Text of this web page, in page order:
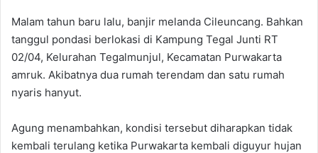
Malam tahun baru lalu, banjir melanda Cileuncang. Bahkan
tanggul pondasi berlokasi di Kampung Tegal Junti RT
02/04, Kelurahan Tegalmunjul, Kecamatan Purwakarta
amruk. Akibatnya dua rumah terendam dan satu rumah
nyaris hanyut.
Agung menambahkan, kondisi tersebut diharapkan tidak
kembali terulang ketika Purwakarta kembali diguyur hujan